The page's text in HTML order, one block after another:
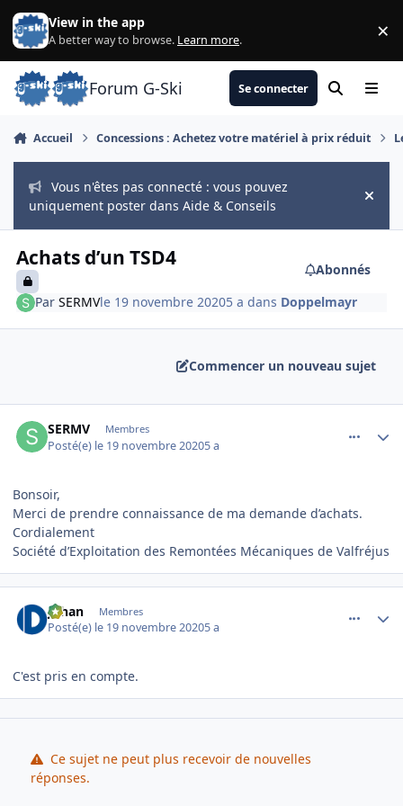
Aller au contenu
View in the app
A better way to browse. Learn more. ×
Forum G-Ski Se connecter Rechercher
Menu
Accueil Concessions : Achetez votre matériel à prix réduit
Vous n'êtes pas connecté : vous pouvez
uniquement poster dans Aide & Conseils
Hide
Achats d’un TSD4
Abonnés
ParSERMVle 19 novembre 20205 a dans Doppelmayr
Commencer un nouveau sujet
SERMV Membres
Posté(e) le 19 novembre 20205 a
Bonsoir,
Merci de prendre connaissance de ma demande d’achats.
Cordialement
Société d’Exploitation des Remontées Mécaniques de Valfréjus
Johan Membres
Posté(e) le 19 novembre 20205 a
C'est pris en compte.
Ce sujet ne peut plus recevoir de nouvelles
réponses.